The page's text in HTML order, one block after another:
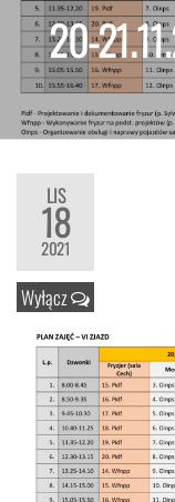
20-
LIS
18
2021
Wyłącz